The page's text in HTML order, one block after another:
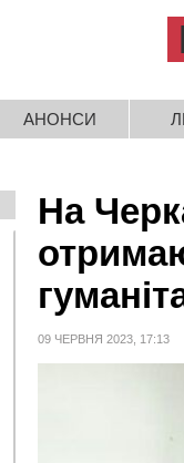
АНОНСИ
На
09 ЧЕРВНЯ 2023, 17:13